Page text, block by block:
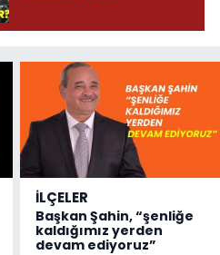
İLÇELER
Başkan Şahin, “şenliğe
kaldığımız yerden
devam ediyoruz”